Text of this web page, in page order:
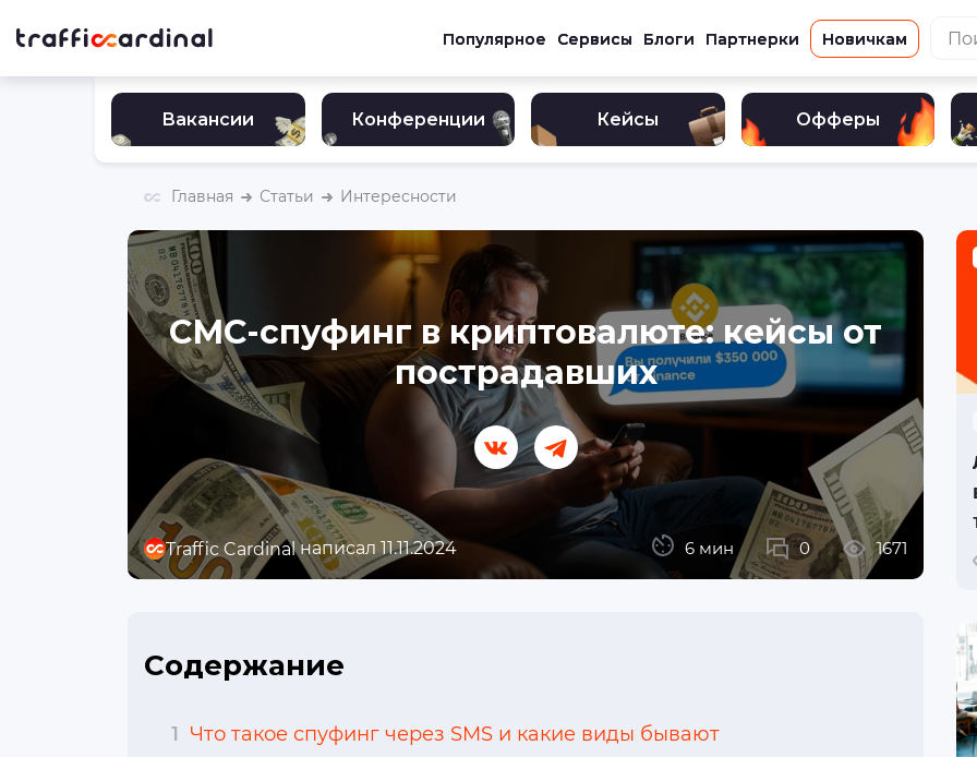
Популярное Сервисы Блоги Партнерки Новичкам
Вакансии Конференции Кейсы Офферы
Главная Статьи Интересности
СМС-спуфинг в криптовалюте: кейсы от
пострадавших
Traffic Cardinalнаписал 11.11.2024 6 мин 0 1671
Содержание
1 Что такое спуфинг через SMS и какие виды бывают